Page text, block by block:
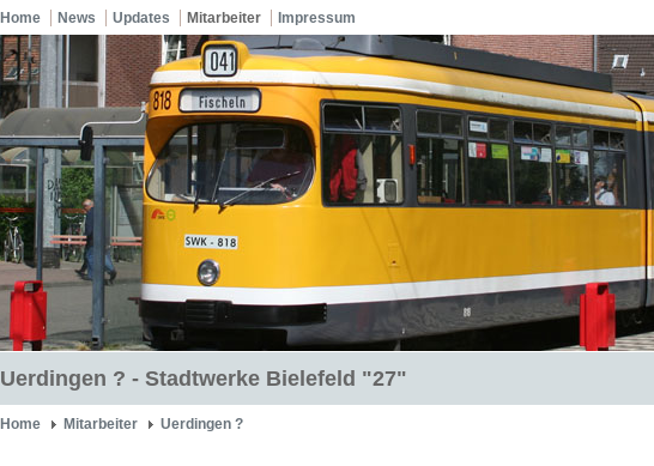
Home News Updates Mitarbeiter Impressum
Uerdingen ? - Stadtwerke Bielefeld "27"
Home Mitarbeiter Uerdingen ?